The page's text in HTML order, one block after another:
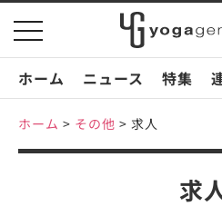
toggle
navigation
ホーム
ニュース 特集
ホーム > その他 > 求人
求